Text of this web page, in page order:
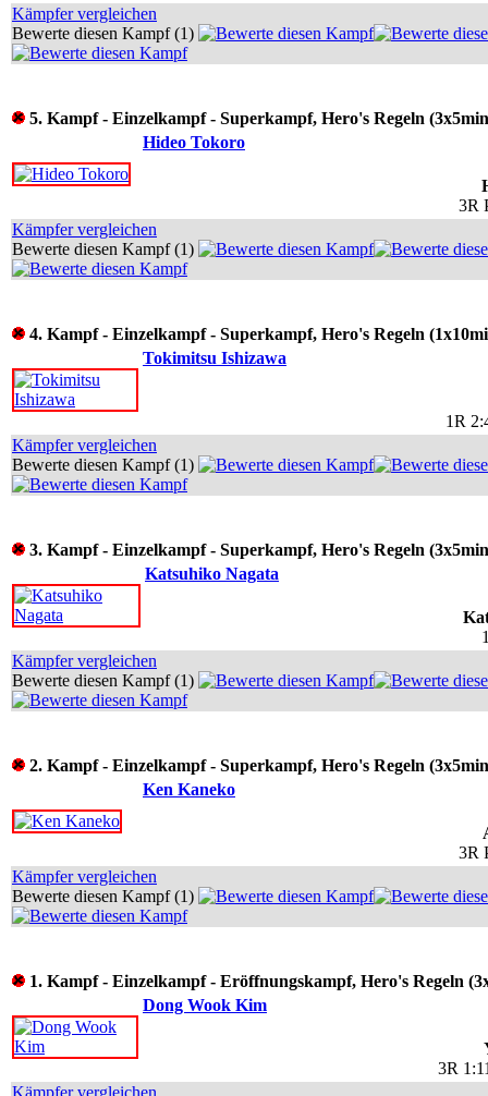
Kämpfer vergleichen
Bewerte diesen Kampf (1)
5. Kampf - Einzelkampf - Superkampf, Hero's Regeln
Hideo Tokoro
3R
Kämpfer vergleichen
Bewerte diesen Kampf (1)
4. Kampf - Einzelkampf - Superkampf, Hero's Regeln
Tokimitsu Ishizawa
1R
Kämpfer vergleichen
Bewerte diesen Kampf (1)
3. Kampf - Einzelkampf - Superkampf, Hero's Regeln
Katsuhiko Nagata
Kämpfer vergleichen
Bewerte diesen Kampf (1)
2. Kampf - Einzelkampf - Superkampf, Hero's Regeln
Ken Kaneko
3R
Kämpfer vergleichen
Bewerte diesen Kampf (1)
1. Kampf - Einzelkampf - Eröffnungskampf, Hero's Regeln
Dong Wook Kim
3R
Kämpfer vergleichen